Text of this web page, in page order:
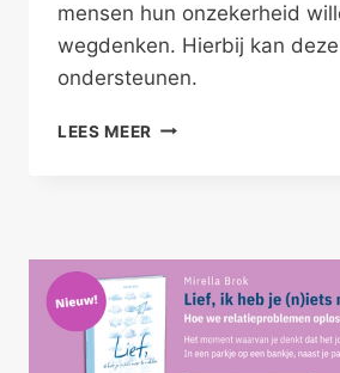
mensen hun onzekerheid
wegdenken. Hierbij kan
ondersteunen.
LEES MEER JE